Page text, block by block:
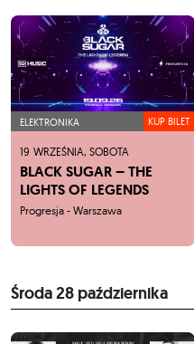
ELEKTRONIKA KUP BILET
19 WRZEŚNIA, SOBOTA
BLACK SUGAR – THE
LIGHTS OF LEGENDS
Progresja - Warszawa
Środa28 października